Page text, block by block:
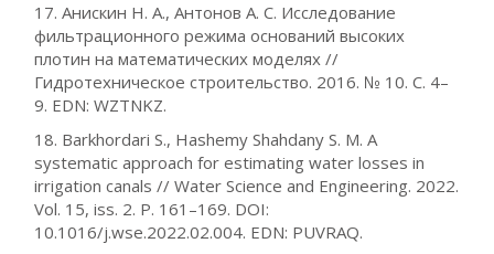
17. Анискин Н. А., Антонов А. С. Исследование
фильтрационного режима оснований высоких
плотин на математических моделях //
Гидротехническое строительство. 2016. № 10. С. 4–
9. EDN: WZTNKZ.
18. Barkhordari S., Hashemy Shahdany S. M. A
systematic approach for estimating water losses in
irrigation canals // Water Science and Engineering. 2022.
Vol. 15, iss. 2. P. 161–169. DOI:
10.1016/j.wse.2022.02.004. EDN: PUVRAQ.